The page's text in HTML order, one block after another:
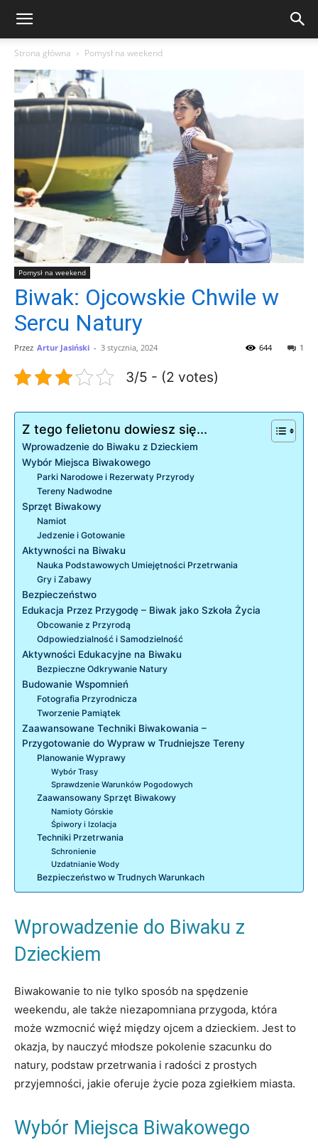
Strona główna Pomysł na weekend
Pomysł na weekend
Biwak: Ojcowskie Chwile w
Sercu Natury
Przez Artur Jasiński - 3 stycznia, 2024 1
644
3/5 - (2 votes)
Z tego felietonu dowiesz się...
Wprowadzenie do Biwaku z Dzieckiem
Wybór Miejsca Biwakowego
Parki Narodowe i Rezerwaty Przyrody
Tereny Nadwodne
Sprzęt Biwakowy
Namiot
Jedzenie i Gotowanie
Aktywności na Biwaku
Nauka Podstawowych Umiejętności Przetrwania
Gry i Zabawy
Bezpieczeństwo
Edukacja Przez Przygodę – Biwak jako Szkoła Życia
Obcowanie z Przyrodą
Odpowiedzialność i Samodzielność
Aktywności Edukacyjne na Biwaku
Bezpieczne Odkrywanie Natury
Budowanie Wspomnień
Fotografia Przyrodnicza
Tworzenie Pamiątek
Zaawansowane Techniki Biwakowania –
Przygotowanie do Wypraw w Trudniejsze Tereny
Planowanie Wyprawy
Wybór Trasy
Sprawdzenie Warunków Pogodowych
Zaawansowany Sprzęt Biwakowy
Namioty Górskie
Śpiwory i Izolacja
Techniki Przetrwania
Schronienie
Uzdatnianie Wody
Bezpieczeństwo w Trudnych Warunkach
Wprowadzenie do Biwaku z
Dzieckiem
Biwakowanie to nie tylko sposób na spędzenie
weekendu, ale także niezapomniana przygoda, która
może wzmocnić więź między ojcem a dzieckiem. Jest to
okazja, by nauczyć młodsze pokolenie szacunku do
natury, podstaw przetrwania i radości z prostych
przyjemności, jakie oferuje życie poza zgiełkiem miasta.
Wybór Miejsca Biwakowego